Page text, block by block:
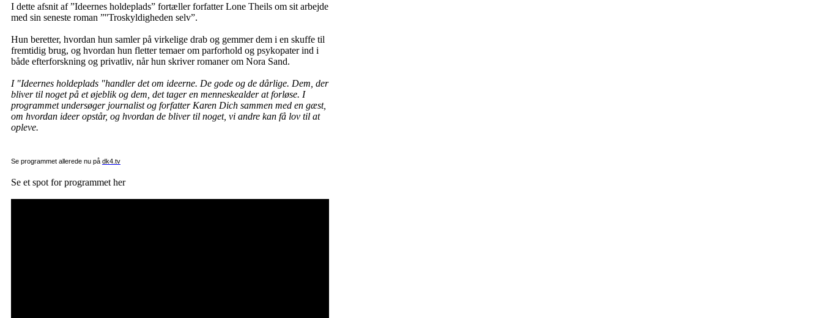
I dette afsnit af ”Ideernes holdeplads” fortæller forfatter Lone Theils om sit arbejde
med sin seneste roman ”''Troskyldigheden selv”.
Hun beretter, hvordan hun samler på virkelige drab og gemmer dem i en skuffe til
fremtidig brug, og hvordan hun fletter temaer om parforhold og psykopater ind i
både efterforskning og privatliv, når hun skriver romaner om Nora Sand.
I "Ideernes holdeplads "handler det om ideerne. De gode og de dårlige. Dem, der
bliver til noget på et øjeblik og dem, det tager en menneskealder at forløse. I
programmet undersøger journalist og forfatter Karen Dich sammen med en gæst,
om hvordan ideer opstår, og hvordan de bliver til noget, vi andre kan få lov til at
opleve.
Se programmet allerede nu på dk4.tv
Se et spot for programmet her